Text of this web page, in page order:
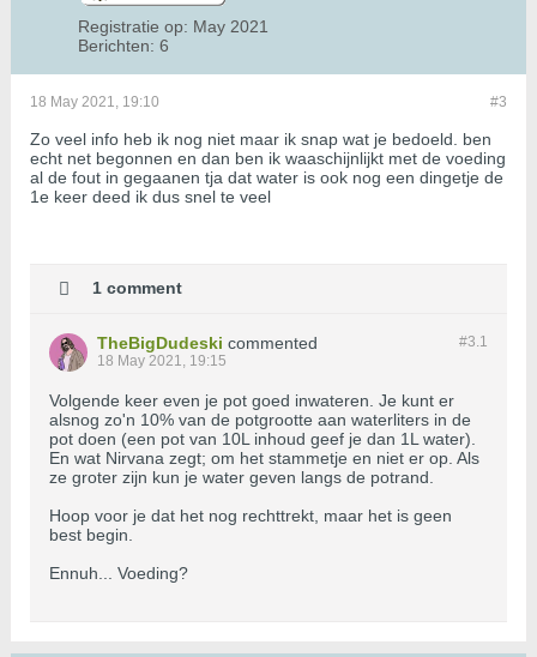
Registratie op: May 2021
Berichten: 6
#3
18 May 2021, 19:10
Zo veel info heb ik nog niet maar ik snap wat je bedoeld. ben
echt net begonnen en dan ben ik waaschijnlijkt met de voeding
al de fout in gegaanen tja dat water is ook nog een dingetje de
1e keer deed ik dus snel te veel
1 comment
#3.1
TheBigDudeski commented
18 May 2021, 19:15
Volgende keer even je pot goed inwateren. Je kunt er
alsnog zo'n 10% van de potgrootte aan waterliters in de
pot doen (een pot van 10L inhoud geef je dan 1L water).
En wat Nirvana zegt; om het stammetje en niet er op. Als
ze groter zijn kun je water geven langs de potrand.
Hoop voor je dat het nog rechttrekt, maar het is geen
best begin.
Ennuh... Voeding?